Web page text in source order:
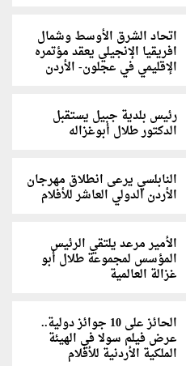
اتحاد الشرق الأوسط وشمال
افريقيا الإنجيلي يعقد مؤتمره
الإقليمي في عجلون- الأردن
رئيس بلدية جبيل يستقبل
الدكتور طلال أبوغزاله
النابلسي يرعى انطلاق مهرجان
الأردن الدولي العاشر للأفلام
الأمير مرعد يلتقي الرئيس
المؤسس لمجموعة طلال أبو
غزالة العالمية
الحائز على 10 جوائز دولية..
عرض فيلم سولا في الهيئة
الملكية الأردنية للأفلام